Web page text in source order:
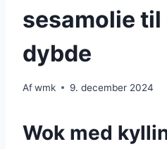
sesamolie
dybde
Afwmk 9. december 2024
Wok med